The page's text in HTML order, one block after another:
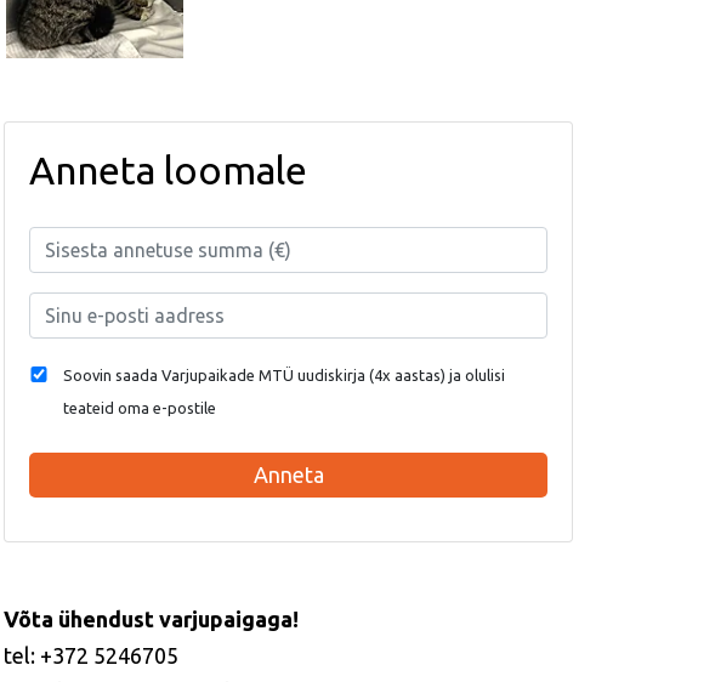
Anneta loomale
Soovin saada Varjupaikade MTÜ uudiskirja (4x aastas) ja olulisi
teateid oma e-postile
Anneta
Võta ühendust varjupaigaga!
tel: +372 5246705